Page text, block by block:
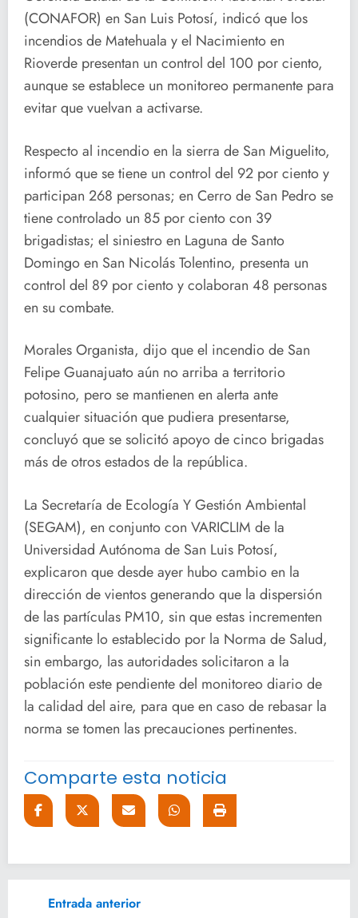
(CONAFOR) en San Luis Potosí, indicó que los
incendios de Matehuala y el Nacimiento en
Rioverde presentan un control del 100 por ciento,
aunque se establece un monitoreo permanente para
evitar que vuelvan a activarse.
Respecto al incendio en la sierra de San Miguelito,
informó que se tiene un control del 92 por ciento y
participan 268 personas; en Cerro de San Pedro se
tiene controlado un 85 por ciento con 39
brigadistas; el siniestro en Laguna de Santo
Domingo en San Nicolás Tolentino, presenta un
control del 89 por ciento y colaboran 48 personas
en su combate.
Morales Organista, dijo que el incendio de San
Felipe Guanajuato aún no arriba a territorio
potosino, pero se mantienen en alerta ante
cualquier situación que pudiera presentarse,
concluyó que se solicitó apoyo de cinco brigadas
más de otros estados de la república.
La Secretaría de Ecología Y Gestión Ambiental
(SEGAM), en conjunto con VARICLIM de la
Universidad Autónoma de San Luis Potosí,
explicaron que desde ayer hubo cambio en la
dirección de vientos generando que la dispersión
de las partículas PM10, sin que estas incrementen
significante lo establecido por la Norma de Salud,
sin embargo, las autoridades solicitaron a la
población este pendiente del monitoreo diario de
la calidad del aire, para que en caso de rebasar la
norma se tomen las precauciones pertinentes.
Comparte esta noticia
Entrada anterior